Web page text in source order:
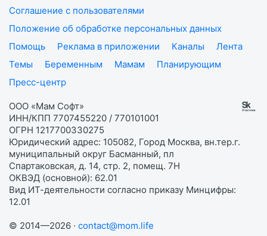
Соглашение с пользователями
Положение об обработке персональных данных
Помощь
Реклама в приложении Каналы
Лента
Темы
Беременным Мамам
Планирующим
Пресс-центр
ООО «Мам Софт»
ИНН/КПП 7707455220 / 770101001
ОГРН 1217700330275
Юридический адрес: 105082, Город Москва, вн.тер.г.
муниципальный округ Басманный, пл
Спартаковская, д. 14, стр. 2, помещ. 7Н
ОКВЭД (основной): 62.01
Вид ИТ-деятельности согласно приказу Минцифры:
12.01
© 2014—2026 · contact@mom.life